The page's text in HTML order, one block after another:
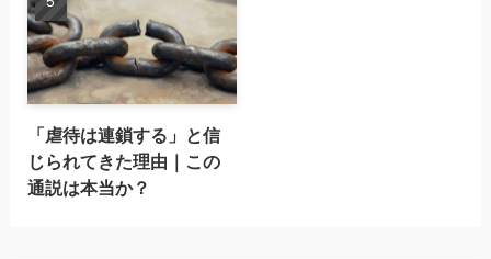
「虐待は連鎖する」と信
じられてきた理由｜この
通説は本当か？